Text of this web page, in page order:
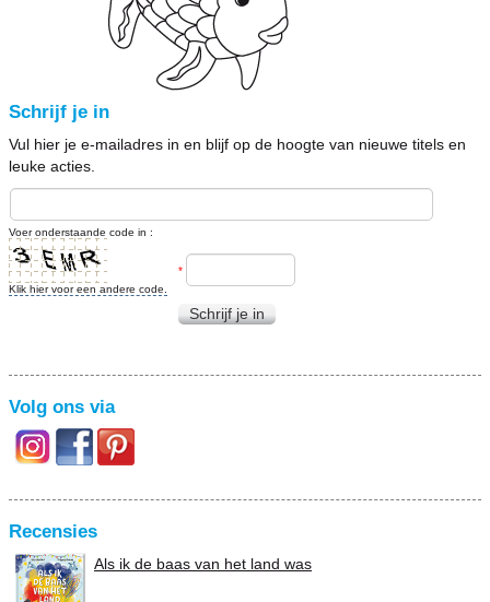
Schrijf je in
Vul hier je e-mailadres in en blijf op de hoogte van nieuwe titels en
leuke acties.
Voer onderstaande code in :
Klik hier voor een andere code.
*
Schrijf je in
Volg ons via
Recensies
Als ik de baas van het land was